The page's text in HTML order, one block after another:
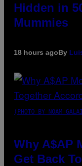
Hidden in
Mummies
18 hours agoBy
(PHOTO BY NOAM
Why A$AP
Get Back